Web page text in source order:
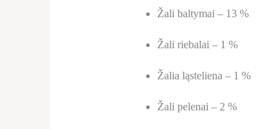
Žali baltymai – 13 %
Žali riebalai – 1 %
Žalia ląsteliena – 1 %
Žali pelenai – 2 %